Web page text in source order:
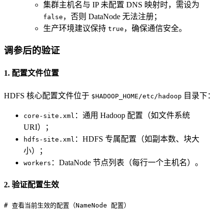
集群主机名与 IP 未配置 DNS 映射时，需设为
false ，否则 DataNode 无法注册；
生产环境建议保持 true ，确保通信安全。
调参后的验证
1. 配置文件位置
HDFS 核心配置文件位于 $HADOOP_HOME/etc/hadoop 目录下：
core-site.xml ：通用 Hadoop 配置（如文件系统
URI）；
hdfs-site.xml ：HDFS 专属配置（如副本数、块大
小）；
workers ：DataNode 节点列表（每行一个主机名）。
2. 验证配置生效
# 查看当前生效的配置（NameNode 配置）